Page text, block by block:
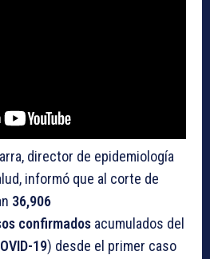
director de epidemiología
informó que al corte de
36,906
confirmados acumulados del
19) desde el primer caso